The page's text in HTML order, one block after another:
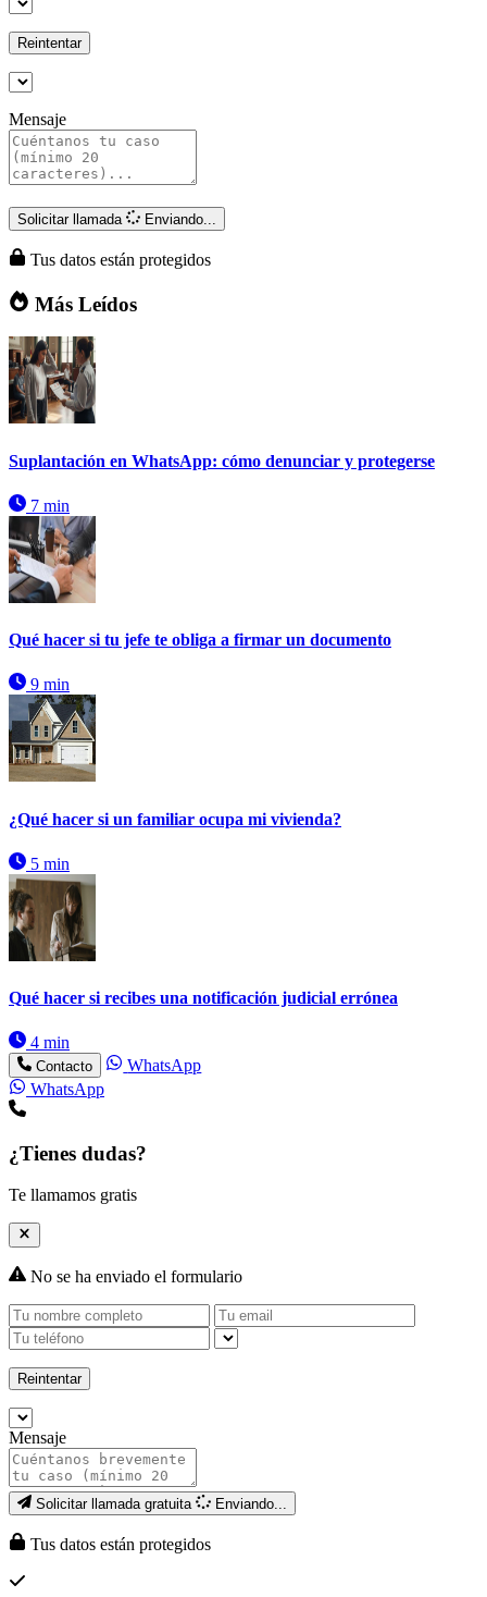
Reintentar
Mensaje
Solicitar llamada Enviando...
Tus datos están protegidos
Más Leídos
Suplantación en WhatsApp: cómo denunciar y protegerse
7 min
Qué hacer si tu jefe te obliga a firmar un documento
9 min
¿Qué hacer si un familiar ocupa mi vivienda?
5 min
Qué hacer si recibes una notificación judicial errónea
4 min
Contacto
WhatsApp
WhatsApp
¿Tienes dudas?
Te llamamos gratis
No se ha enviado el formulario
Reintentar
Mensaje
Solicitar llamada gratuita Enviando...
Tus datos están protegidos